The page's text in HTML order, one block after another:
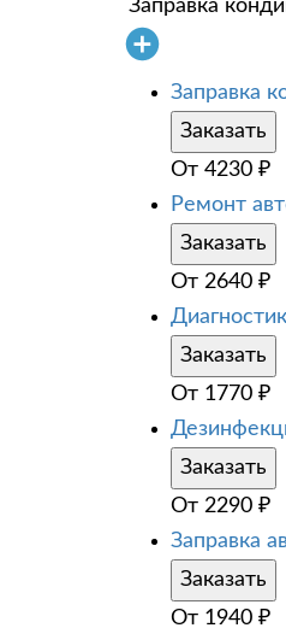
Заправка
Заправка
Заказать
От 4230 ₽
Ремонт
Заказать
От 2640 ₽
Заказать
От 1770 ₽
Заказать
От 2290 ₽
Заправка
Заказать
От 1940 ₽